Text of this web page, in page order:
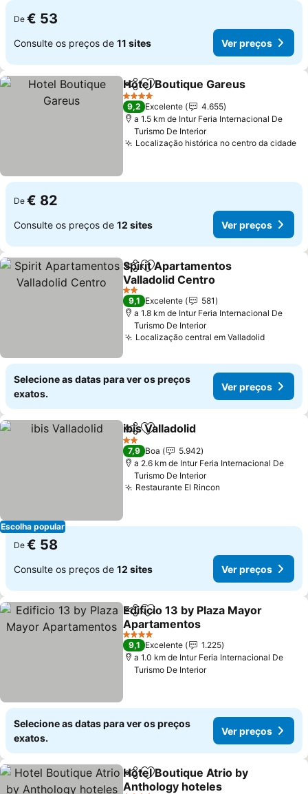
De € 53
Consulte os preços de 11 sites Ver preços
PartilharAdicionar aos favoritos
Hotel Boutique Gareus
4 Estrelas
9,2 Excelente
4.655
a 1.5 km de Intur Feria Internacional De
Turismo De Interior
Localização histórica no centro da cidade
De € 82
Consulte os preços de 12 sites Ver preços
PartilharAdicionar aos favoritos
Spirit Apartamentos
Valladolid Centro
2 Estrelas
9,1 Excelente
581
a 1.8 km de Intur Feria Internacional De
Turismo De Interior
Localização central em Valladolid
Selecione as datas para ver os preços
exatos.
Ver preços
Escolha popular
PartilharAdicionar aos favoritos
ibis Valladolid
2 Estrelas
7,9 Boa
5.942
a 2.6 km de Intur Feria Internacional De
Turismo De Interior
Restaurante El Rincon
De € 58
Consulte os preços de 12 sites Ver preços
PartilharAdicionar aos favoritos
Edificio 13 by Plaza Mayor
Apartamentos
4 Estrelas
9,1 Excelente
1.225
a 1.0 km de Intur Feria Internacional De
Turismo De Interior
Selecione as datas para ver os preços
exatos.
Ver preços
PartilharAdicionar aos favoritos
Hotel Boutique Atrio by
Anthology hoteles